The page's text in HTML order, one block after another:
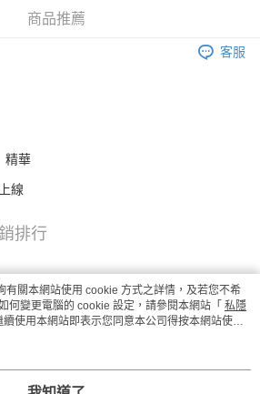
或以上免運費
達，訂單將隨機分配至SF順豐速運或京東
會安排重寄
或以上免運費
。確認發貨後2-5個工作天到店，3天內
或以上免運費
後1-4個工作天送達 運費表
商品推薦
客服
精華
線
排行
有關本網站使用 cookie 方式之詳情，及若您不希
何變更電腦的 cookie 設定，請參閱本網站「 私隱
續使用本網站即表示您同意本公司得按本網站使用
。